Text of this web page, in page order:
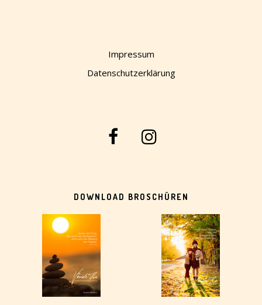
Impressum
Datenschutzerklärung
DOWNLOAD BROSCHÜREN